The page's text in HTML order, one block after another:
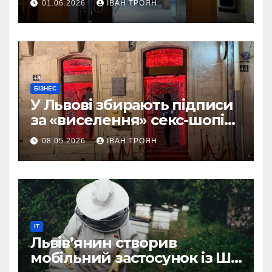
01.06.2026 ІВАН ТРОЯН
БІЗНЕС
У Львові збирають підписи
за «виселення» секс-шопів
із центру міста
08.05.2026 ІВАН ТРОЯН
IT
Львів’янин створив
мобільний застосунок із ШІ-